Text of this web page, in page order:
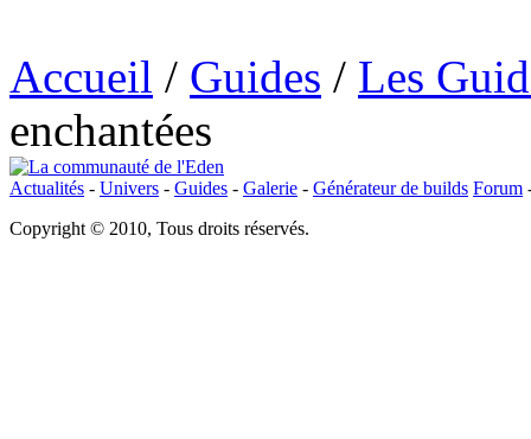
Accueil / Guides / Les
enchantées
Actualités - Univers - Guides - Galerie - Générateur de builds Forum
Copyright © 2010, Tous droits réservés.